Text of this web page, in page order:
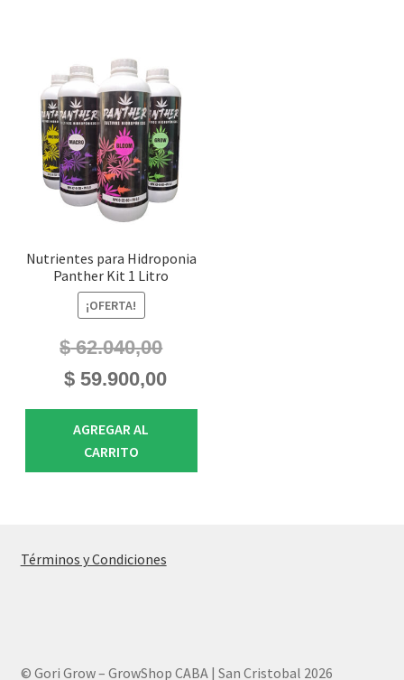
Nutrientes para Hidroponia
Panther Kit 1 Litro
¡OFERTA!
$62.040,00
El
era:
$ 62.040,00.
$ 59.900,00El
AGREGAR AL
CARRITO
Términos y Condiciones
© Gori Grow – GrowShop CABA | San Cristobal 2026